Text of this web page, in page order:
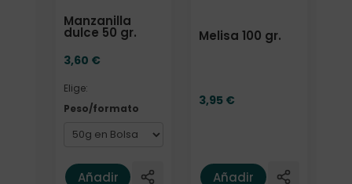
Manzanilla
dulce 50 gr.
3,60 €
Elige:
Peso/formato
Añadir
Melisa 100 gr.
3,95 €
Añadir